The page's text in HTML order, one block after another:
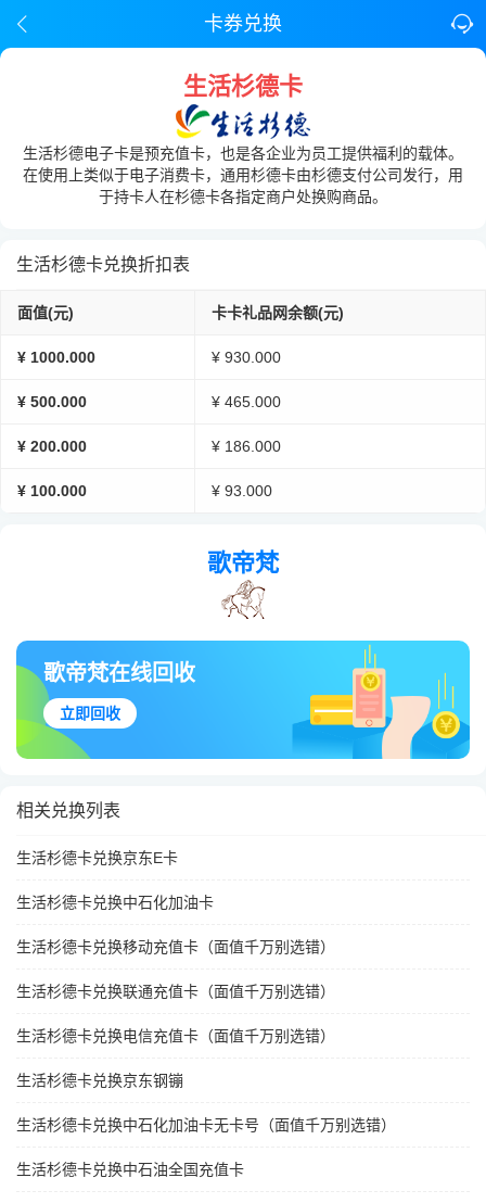
卡券兑换
生活杉德卡
生活杉德电子卡是预充值卡，也是各企业为员工提供福利的载体。
在使用上类似于电子消费卡，通用杉德卡由杉德支付公司发行，用
于持卡人在杉德卡各指定商户处换购商品。
生活杉德卡兑换折扣表
面值(元) 卡卡礼品网余额(元)
¥ 1000.000 ¥ 930.000
¥ 500.000 ¥ 465.000
¥ 200.000 ¥ 186.000
¥ 100.000 ¥ 93.000
歌帝梵
歌帝梵在线回收
立即回收
相关兑换列表
生活杉德卡兑换京东E卡
生活杉德卡兑换中石化加油卡
生活杉德卡兑换移动充值卡（面值千万别选错）
生活杉德卡兑换联通充值卡（面值千万别选错）
生活杉德卡兑换电信充值卡（面值千万别选错）
生活杉德卡兑换京东钢镚
生活杉德卡兑换中石化加油卡无卡号（面值千万别选错）
生活杉德卡兑换中石油全国充值卡